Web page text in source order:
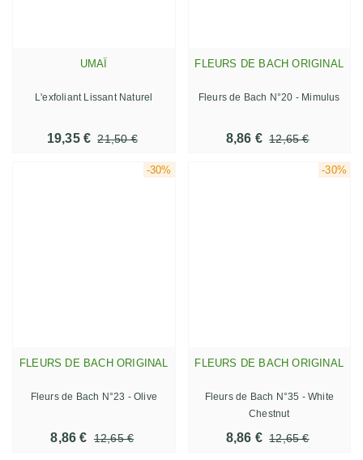
UMAÏ
L'exfoliant Lissant Naturel
19,35 € 21,50 €
FLEURS DE BACH ORIGINAL
Fleurs de Bach N°20 - Mimulus
8,86 € 12,65 €
-30%
FLEURS DE BACH ORIGINAL
Fleurs de Bach N°23 - Olive
8,86 € 12,65 €
-30%
FLEURS DE BACH ORIGINAL
Fleurs de Bach N°35 - White
Chestnut
8,86 € 12,65 €